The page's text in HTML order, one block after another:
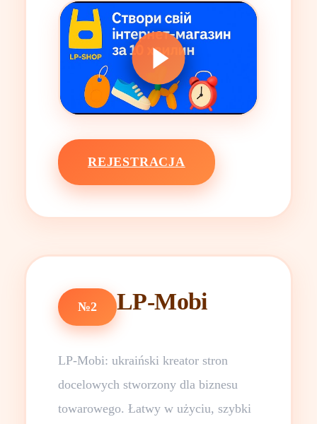
REJESTRACJA
№2 LP-Mobi
LP-Mobi: ukraiński kreator stron
docelowych stworzony dla biznesu
towarowego. Łatwy w użyciu, szybki